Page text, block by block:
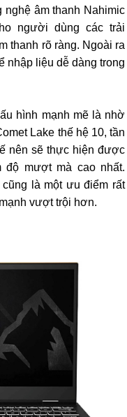
âm thanh Nahimic
người dùng các trải
thanh rõ ràng. Ngoài ra
nhập liệu dễ dàng trong
hình mạnh mẽ là nhờ
Lake thế hệ 10, tần
nên sẽ thực hiện được
độ mượt mà cao nhất.
là một ưu điểm rất
vượt trội hơn.